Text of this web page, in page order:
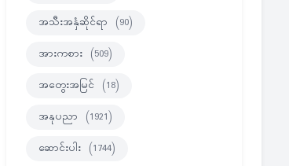
အသီးအနှံဆိုင်ရာ (90)
အားကစား (509)
အတွေးအမြင် (18)
အနုပညာ (1921)
ဆောင်းပါး (1744)